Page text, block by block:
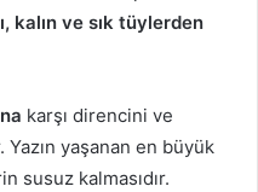
kalın ve sık tüylerden
karşı direncini ve
Yazın yaşanan en büyük
susuz kalmasıdır.